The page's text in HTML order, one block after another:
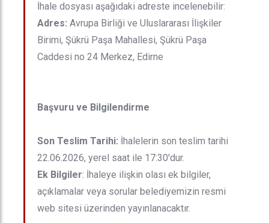
İhale dosyası aşağıdaki adreste incelenebilir:
Adres: Avrupa Birliği ve Uluslararası İlişkiler
Birimi, Şükrü Paşa Mahallesi, Şükrü Paşa
Caddesi no 24 Merkez, Edirne
Başvuru ve Bilgilendirme
Son Teslim Tarihi: İhalelerin son teslim tarihi
22.06.2026, yerel saat ile 17:30'dur.
Ek Bilgiler: İhaleye ilişkin olası ek bilgiler,
açıklamalar veya sorular belediyemizin resmi
web sitesi üzerinden yayınlanacaktır.